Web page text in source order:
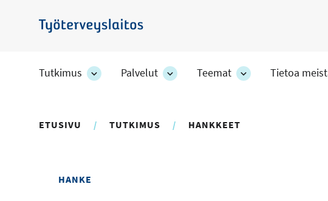
pääsisältöön
Työterveyslaitos
Tutkimus
TutkimusPalvelut
PalvelutTeemat
TeematTietoa
ETUSIVU TUTKIMUS HANKKEET
HANKE